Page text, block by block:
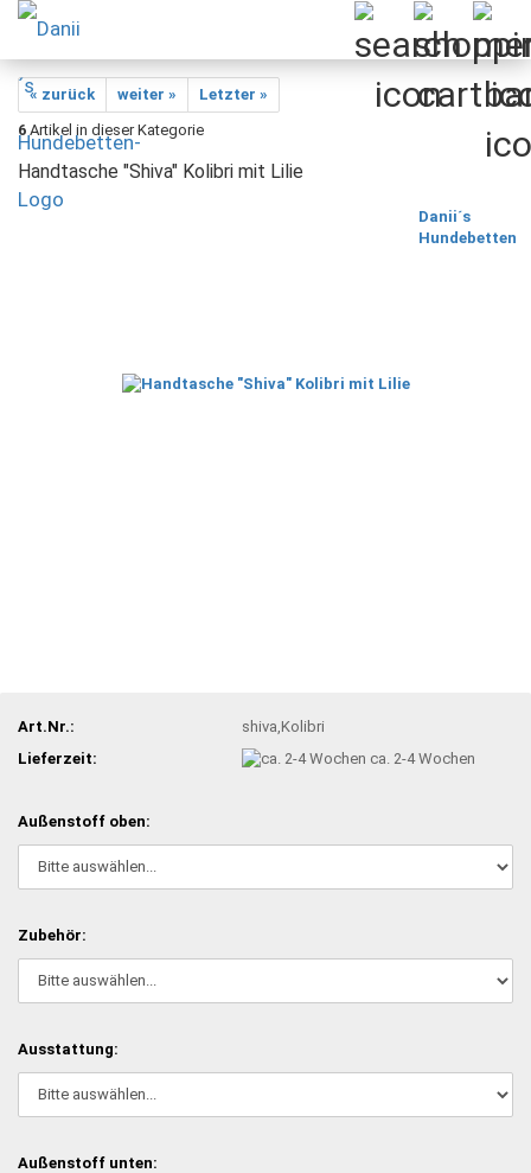
« zurück weiter »
Letzter »
6 Artikel in dieser Kategorie
Handtasche "Shiva" Kolibri mit Lilie
Danii´s
Hundebetten
Art.Nr.:
shiva,Kolibri
Lieferzeit:
ca. 2-4 Wochen
Außenstoff oben:
Zubehör:
Ausstattung:
Außenstoff unten: